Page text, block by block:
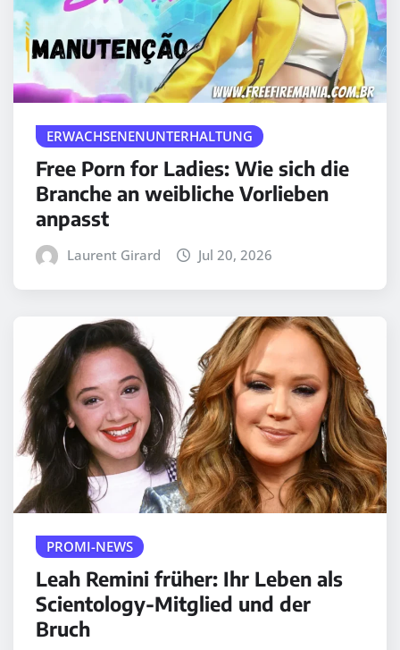
ERWACHSENENUNTERHALTUNG
Free Porn for Ladies: Wie sich die
Branche an weibliche Vorlieben
anpasst
Laurent Girard Jul 20, 2026
PROMI-NEWS
Leah Remini früher: Ihr Leben als
Scientology-Mitglied und der
Bruch